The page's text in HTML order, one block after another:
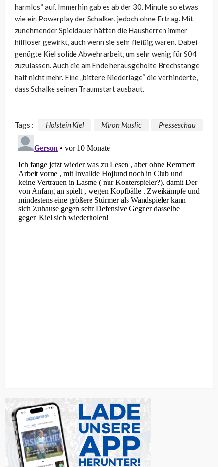
harmlos“ auf. Immerhin gab es ab der 30. Minute so etwas
wie ein Powerplay der Schalker, jedoch ohne Ertrag. Mit
zunehmender Spieldauer hätten die Hausherren immer
hilfloser gewirkt, auch wenn sie sehr fleißig waren. Dabei
genügte Kiel solide Abwehrarbeit, um sehr wenig für S04
zuzulassen. Auch die am Ende herausgeholte Brechstange
half nicht mehr. Eine „bittere Niederlage“, die verhinderte,
dass Schalke seinen Traumstart ausbaut.
Tags : Holstein Kiel Miron Muslic Presseschau